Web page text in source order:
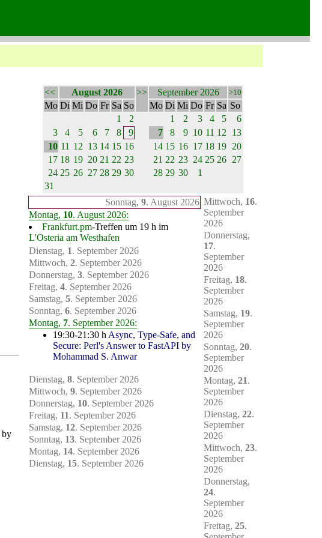
by
<< August 2026 >> September 2026 >10
Mo Di Mi Do Fr Sa So Mo Di Mi Do Fr Sa So
1
2 1 2 3 4 5
6
3
4 5 6 7 8 9 7 8 9 10 11 12 13
10 11 12 13 14 15 16 14 15 16 17 18 19 20
17 18 19 20 21 22 23 21 22 23 24 25 26 27
24 25 26 27 28 29 30 28 29 30
1
31
Sonntag, 9. August 2026
Montag, 10. August 2026:
Frankfurt.pm-Treffen um 19 h im
L'Osteria am Westhafen
Dienstag, 1. September 2026
Mittwoch, 2. September 2026
Donnerstag, 3. September 2026
Freitag, 4. September 2026
Samstag, 5. September 2026
Sonntag, 6. September 2026
Montag, 7. September 2026:
19:30-21:30 hAsync, Type-Safe, and
Secure: Perl's Answer to FastAPI by
Mohammad S. Anwar
Dienstag, 8. September 2026
Mittwoch, 9. September 2026
Donnerstag, 10. September 2026
Freitag, 11. September 2026
Samstag, 12. September 2026
Sonntag, 13. September 2026
Montag, 14. September 2026
Dienstag, 15. September 2026
Mittwoch, 16.
September
2026
Donnerstag,
17.
September
2026
Freitag, 18.
September
2026
Samstag, 19.
September
2026
Sonntag, 20.
September
2026
Montag, 21.
September
2026
Dienstag, 22.
September
2026
Mittwoch, 23.
September
2026
Donnerstag,
24.
September
2026
Freitag, 25.